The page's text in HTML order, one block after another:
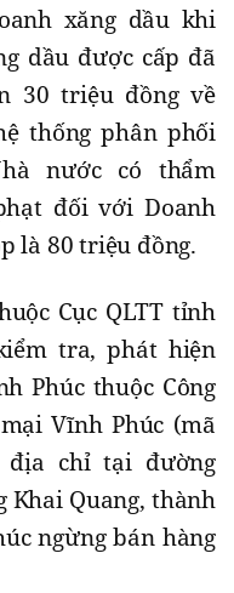
xăng dầu khi
dầu được cấp đã
30 triệu đồng về
thống phân phối
nước có thẩm
đối với Doanh
là 80 triệu đồng.
Cục QLTT tỉnh
tra, phát hiện
Phúc thuộc Công
Vĩnh Phúc (mã
địa chỉ tại đường
Khai Quang, thành
ngừng bán hàng